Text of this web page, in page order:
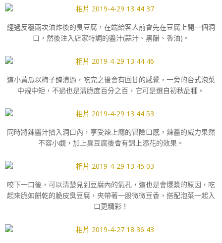
經過反覆兩次油炸後的臭豆腐，在端給客人前會先在豆腐上開一個洞
口，然後注入店家特調的醬汁(蒜汁、黑醋、香油)。
這小黃瓜以梅子醃漬過，吃完之後會有回甘的感覺，一旁的台式泡菜
中規中矩，不過也是清脆度百分之百，它可是選自初秋品種。
同時將辣醬汁擠入洞口內，享受辣上癮的冒險口感，辣醬的威力果然
不容小覷，加上臭豆腐後會有錦上添花的效果。
咬下一口後，可以清楚見到豆腐內的氣孔，這也是會爆漿的原因，吃
起來脆如餅乾的脆皮臭豆腐，夾帶著一股微微豆香，搭配泡菜一起入
口更精彩！